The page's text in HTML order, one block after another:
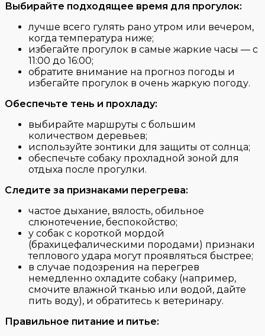
Выбирайте подходящее время для прогулок:
лучше всего гулять рано утром или вечером,
когда температура ниже;
избегайте прогулок в самые жаркие часы — с
11:00 до 16:00;
обратите внимание на прогноз погоды и
избегайте прогулок в очень жаркую погоду.
Обеспечьте тень и прохладу:
выбирайте маршруты с большим
количеством деревьев;
используйте зонтики для защиты от солнца;
обеспечьте собаку прохладной зоной для
отдыха после прогулки.
Следите за признаками перегрева:
частое дыхание, вялость, обильное
слюнотечение, беспокойство;
у собак с короткой мордой
(брахицефалическими породами) признаки
теплового удара могут проявляться быстрее;
в случае подозрения на перегрев
немедленно охладите собаку (например,
смочите влажной тканью или водой, дайте
пить воду), и обратитесь к ветеринару.
Правильное питание и питье: